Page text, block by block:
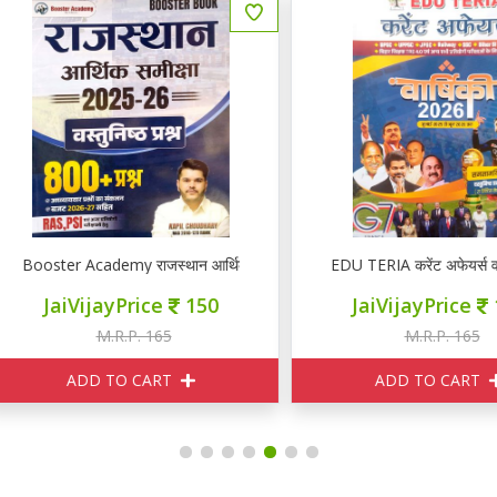
2026Academy राजस्थान आर्थिक समीक्षा 2025-26 वस्तुनिष्ठ प्रश्न 800+
JaiVijayPrice 150
M.R.P. 165
ADD TO CART
EDU TERIA करेंट अफेयर्स वर्षिकी
JaiVijayPrice 132
M.R.P. 165
ADD TO CART